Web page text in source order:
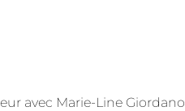
avec Marie-Line Giordano,